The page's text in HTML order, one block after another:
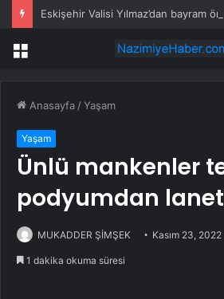
Menü
Anasayfa /Yaşam
Yaşam
Ünlü mankenler
podyumdan
MUKADDER ŞİMŞEK Kasım 23, 2022
1 dakika okuma süresi